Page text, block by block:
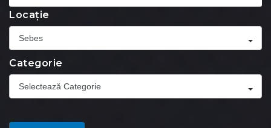
Locație
Sebes
Categorie
Selectează Categorie